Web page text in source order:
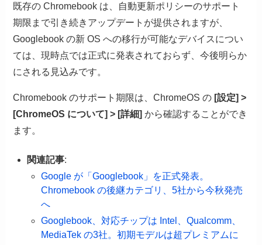
既存の Chromebook は、自動更新ポリシーのサポート
期限まで引き続きアップデートが提供されますが、
Googlebook の新 OS への移行が可能なデバイスについ
ては、現時点では正式に発表されておらず、今後明らか
にされる見込みです。
Chromebook のサポート期限は、ChromeOS の [設定] >
[ChromeOS について] > [詳細] から確認することができ
ます。
関連記事:
Google が「Googlebook」を正式発表。
Chromebook の後継カテゴリ、5社から今秋発売
へ
Googlebook、対応チップは Intel、Qualcomm、
MediaTek の3社。初期モデルは超プレミアムに